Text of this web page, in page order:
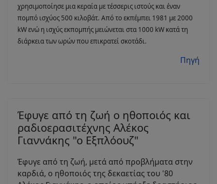
χρησιμοποίησε μια κεραία με τέσσερις ιστούς και έναν
πομπό ισχύος 500 κιλοβάτ. Από το εκπέμπει 1981 με 2000
kW ενώ η ισχύς εκπομπής μειώνεται στα 1000 kW κατά τη
διάρκεια των ωρών που επικρατεί σκοτάδι.
Πηγή
Έφυγε από τη ζωή ο ηθοποιός και
ραδιοερασιτέχνης Αλέκος
Γιαννάκης "ο Εξπλόουζ"
Έφυγε από τη ζωή, μετά από προβλήματα στην
καρδιά, ο ηθοποιός της δεκαετίας του '80